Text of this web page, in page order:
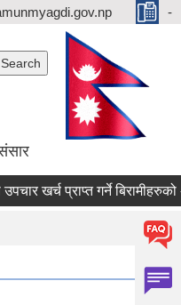
-
खर्च प्राप्त गर्ने बिरामीहरुको